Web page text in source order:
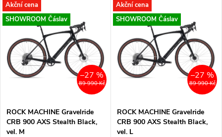
Akční cena
SHOWROOM Čáslav
89 990 Kč
–27 %
ROCK MACHINE Gravelride
CRB 900 AXS Stealth Black,
vel. M
Akční cena
SHOWROOM Čáslav
89 990 Kč
–27 %
ROCK MACHINE Gravelride
CRB 900 AXS Stealth Black,
vel. L